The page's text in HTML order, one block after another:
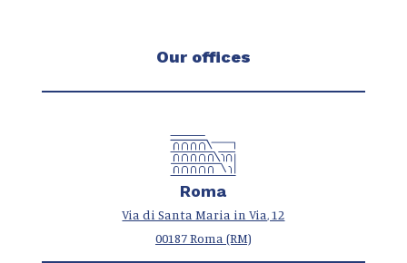
Our offices
Roma
Via di Santa Maria in Via, 12
00187 Roma (RM)